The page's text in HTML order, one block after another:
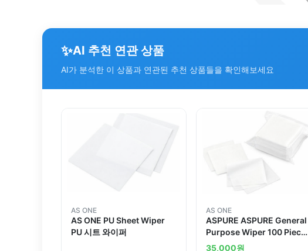
✨AI 추천 연관 상품
AI가 분석한 이 상품과 연관된 추천 상품들을 확인해보세요
AS ONE
AS ONE PU Sheet Wiper
PU 시트 와이퍼
AS ONE
ASPURE ASPURE General
Purpose Wiper 100 Pieces
Non-woven wiper
35,000원